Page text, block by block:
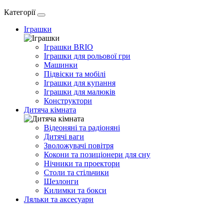
Категорії
Іграшки
Іграшки BRIO
Іграшки для рольової гри
Машинки
Підвіски та мобілі
Іграшки для купання
Іграшки для малюків
Конструктори
Дитяча кімната
Відеоняні та радіоняні
Дитячі ваги
Зволожувачі повітря
Кокони та позиціонери для сну
Нічники та проектори
Столи та стільчики
Шезлонги
Килимки та бокси
Ляльки та аксесуари